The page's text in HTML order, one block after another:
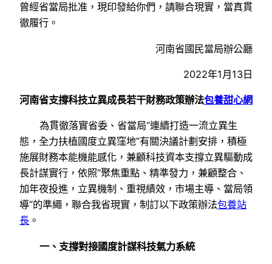
曾經省當局批准，現印發給你們，請聯合現實，當真貫
徹履行。
河南省國民當局辦公廳
2022年1月13日
河南省支撐科技立異成長若干財務政策辦法包養甜心網
為貫徹落實省委、省當局“連續打造一流立異生
態，全力扶植國度立異窪地”有關決議計劃安排，積極
施展財務本能機能感化，兼顧科技資本支撐立異驅動成
長計謀實行，依照“聚焦重點、精準發力，兼顧整合、
加年夜投進，立異機制、重視績效，市場主導、當局領
導”的準繩，聯合我省現實，制訂以下政策辦法包養站
長 。
一、支撐對接國度計謀科技氣力系統